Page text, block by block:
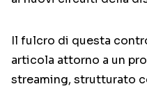
Il fulcro di questa
articola attorno a un
streaming, strutturato